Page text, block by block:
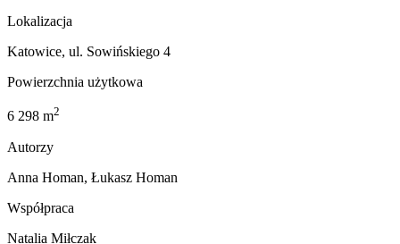
Lokalizacja
Katowice, ul. Sowińskiego 4
Powierzchnia użytkowa
6 298 m2
Autorzy
Anna Homan, Łukasz Homan
Współpraca
Natalia Miłczak